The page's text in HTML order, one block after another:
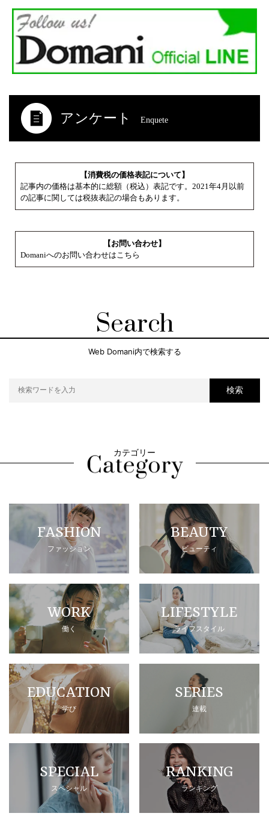
アンケート Enquete
【消費税の価格表記について】
記事内の価格は基本的に総額（税込）表記です。2021年4月以前
の記事に関しては税抜表記の場合もあります。
【お問い合わせ】
Domaniへのお問い合わせはこちら
Search
Web Domani内で検索する
検索
カテゴリー
FASHION
ファッション
BEAUTY
ビューティ
WORK
働く
LIFESTYLE
ライフスタイル
EDUCATION
学び
SERIES
連載
SPECIAL
スペシャル
RANKING
ランキング